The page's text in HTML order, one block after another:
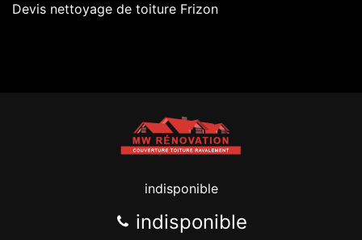
Devis nettoyage de toiture Frizon
indisponible
indisponible